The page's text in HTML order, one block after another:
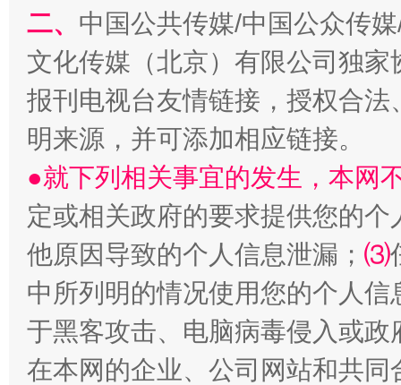
全民健身五年计划来了！等你上场
二、 中国公共传媒/中国公众传
文化传媒（北京）有限公司独
报刊电视台友情链接，授权合
明来源，并可添加相应链接。
●就下列相关事宜的发生，本网
定或相关政府的要求提供您的个
他原因导致的个人信息泄漏； ⑶
中所列明的情况使用您的个人
于黑客攻击、电脑病毒侵入或
在本网的企业、公司网站和共